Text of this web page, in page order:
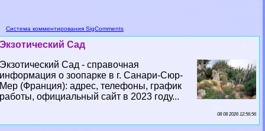
Система комментирования SigComments
Экзотический Сад
Экзотический Сад - справочная
информация о зоопарке в г. Санари-Сюр-
Мер (Франция): адрес, телефоны, график
работы, официальный сайт в 2023 году...
08 08 2026 12:56:56